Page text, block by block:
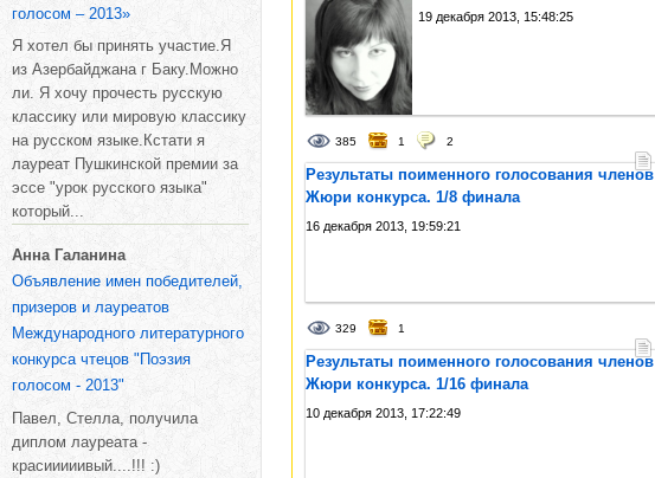
голосом – 2013»
Я хотел бы принять участие.Я
из Азербайджана г Баку.Можно
ли. Я хочу прочесть русскую
классику или мировую классику
на русском языке.Кстати я
лауреат Пушкинской премии за
эссе "урок русского языка"
который...
Анна Галанина
Объявление имен победителей,
призеров и лауреатов
Международного литературного
конкурса чтецов "Поэзия
голосом - 2013"
Павел, Стелла, получила
диплом лауреата -
красииииивый....!!! :)
19 декабря 2013, 15:48:25
385 1 2
Результаты поименного голосования членов
Жюри конкурса. 1/8 финала
16 декабря 2013, 19:59:21
329 1
Результаты поименного голосования членов
Жюри конкурса. 1/16 финала
10 декабря 2013, 17:22:49